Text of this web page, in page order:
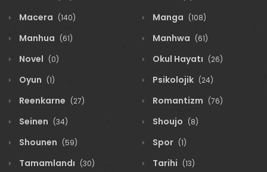
Macera (140) Manga (108)
Manhua (61) Manhwa (61)
Novel (0) Okul Hayatı (26)
Oyun (1) Psikolojik (24)
Reenkarne (27) Romantizm (76)
Seinen (34) Shoujo (8)
Shounen (59) Spor (1)
Tamamlandı (30) Tarihi (13)